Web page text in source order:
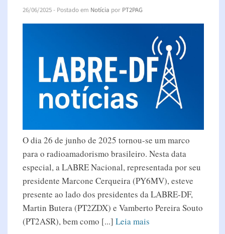
26/06/2025- Postado em Notícia por PT2PAG
O dia 26 de junho de 2025 tornou-se um marco
para o radioamadorismo brasileiro. Nesta data
especial, a LABRE Nacional, representada por seu
presidente Marcone Cerqueira (PY6MV), esteve
presente ao lado dos presidentes da LABRE-DF,
Martin Butera (PT2ZDX) e Vamberto Pereira Souto
(PT2ASR), bem como [...] Leia mais